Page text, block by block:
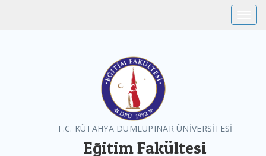
T.C. KÜTAHYA DUMLUPINAR ÜNİVERSİTESİ
Eğitim Fakültesi